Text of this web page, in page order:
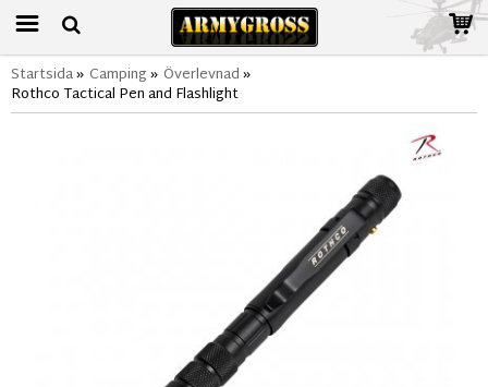
Startsida» Camping» Överlevnad»
Rothco Tactical Pen and Flashlight